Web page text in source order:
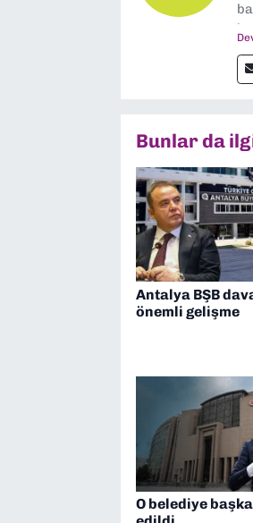
Bunlar da
Antalya BŞB
önemli gelişme
O belediye